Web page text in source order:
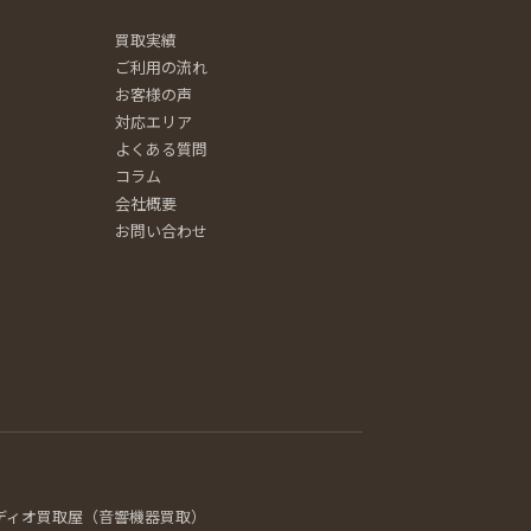
買取実績
ご利用の流れ
お客様の声
対応エリア
よくある質問
コラム
会社概要
お問い合わせ
ィオ買取屋（音響機器買取）